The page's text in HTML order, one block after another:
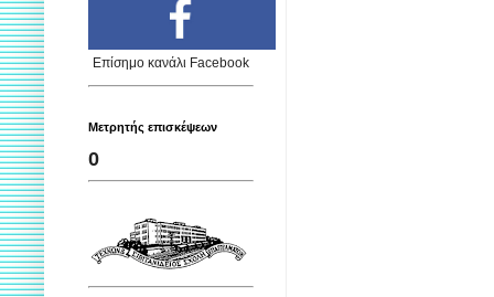
Επίσημο κανάλι Facebook
Μετρητής επισκέψεων
0